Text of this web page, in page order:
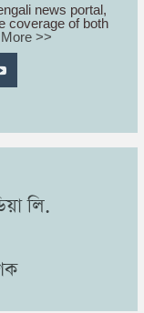
news portal,
coverage of both
>>
লি.